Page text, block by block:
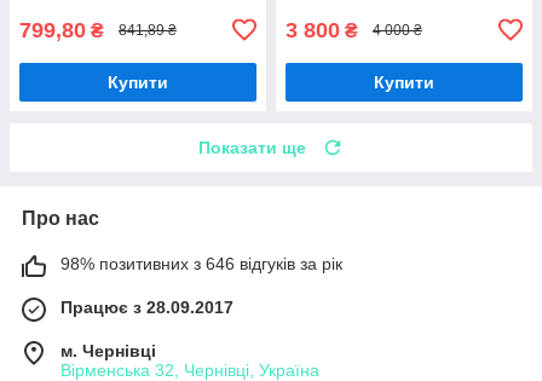
799,80 ₴ 841,89 ₴
Купити
3 800 ₴ 4 000 ₴
Купити
Показати ще
Про нас
98% позитивних з 646 відгуків за рік
Працює з 28.09.2017
м. Чернівці
Вірменська 32, Чернівці, Україна